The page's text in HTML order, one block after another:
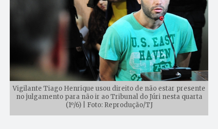
Vigilante Tiago Henrique usou direito de não estar presente
no julgamento para não ir ao Tribunal do Júri nesta quarta
(1º/6) | Foto: Reprodução/TJ